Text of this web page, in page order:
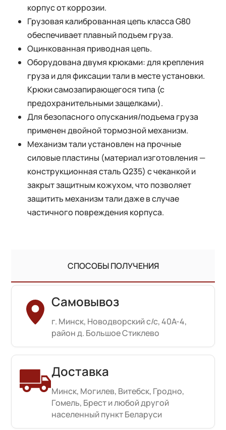
корпус от коррозии.
Грузовая калиброванная цепь класса G80
обеспечивает плавный подъем груза.
Оцинкованная приводная цепь.
Оборудована двумя крюками: для крепления
груза и для фиксации тали в месте установки.
Крюки самозапирающегося типа (с
предохранительными защелками).
Для безопасного опускания/подъема груза
применен двойной тормозной механизм.
Механизм тали установлен на прочные
силовые пластины (материал изготовления —
конструкционная сталь Q235) с чеканкой и
закрыт защитным кожухом, что позволяет
защитить механизм тали даже в случае
частичного повреждения корпуса.
СПОСОБЫ ПОЛУЧЕНИЯ
Самовывоз
г. Минск, Новодворский с/с, 40А-4,
район д. Большое Стиклево
Доставка
Минск, Могилев, Витебск, Гродно,
Гомель, Брест и любой другой
населенный пункт Беларуси